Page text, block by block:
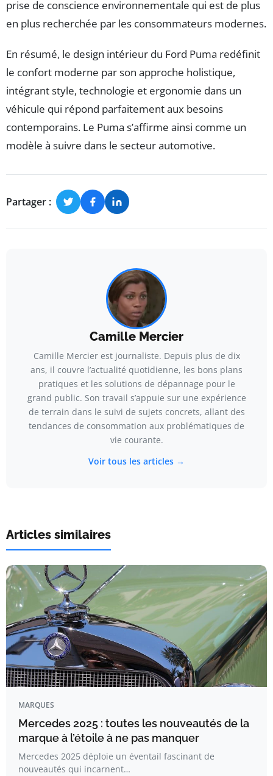
prise de conscience environnementale qui est de plus
en plus recherchée par les consommateurs modernes.
En résumé, le design intérieur du Ford Puma redéfinit
le confort moderne par son approche holistique,
intégrant style, technologie et ergonomie dans un
véhicule qui répond parfaitement aux besoins
contemporains. Le Puma s’affirme ainsi comme un
modèle à suivre dans le secteur automotive.
Partager :
Camille Mercier
Camille Mercier est journaliste. Depuis plus de dix
ans, il couvre l’actualité quotidienne, les bons plans
pratiques et les solutions de dépannage pour le
grand public. Son travail s’appuie sur une expérience
de terrain dans le suivi de sujets concrets, allant des
tendances de consommation aux problématiques de
vie courante.
Voir tous les articles →
Articles similaires
MARQUES
Mercedes 2025 : toutes les nouveautés de la
marque à l’étoile à ne pas manquer
Mercedes 2025 déploie un éventail fascinant de
nouveautés qui incarnent…